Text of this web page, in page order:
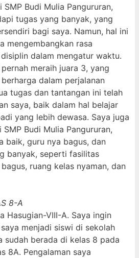
Budi Mulia Pangururan,
tugas yang banyak, yang
bagi saya. Namun, hal ini
mengembangkan rasa
dalam mengatur waktu.
meraih juara 3, yang
dalam perjalanan
tugas dan tantangan ini telah
saya, baik dalam hal belajar
yang lebih dewasa. Saya juga
Budi Mulia Pangururan,
baik, guru nya bagus, dan
banyak, seperti fasilitas
ruang kelas nyaman, dan
8-A
Hasugian-VIII-A. Saya ingin
menjadi siswi di sekolah
sudah berada di kelas 8 pada
8A. Pengalaman saya